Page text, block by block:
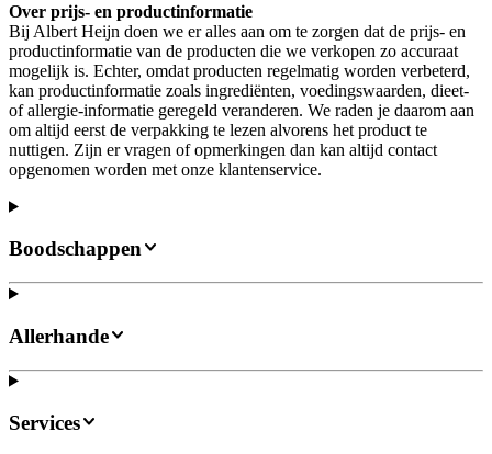
Over prijs- en productinformatie
Bij Albert Heijn doen we er alles aan om te zorgen dat de prijs- en
productinformatie van de producten die we verkopen zo accuraat
mogelijk is. Echter, omdat producten regelmatig worden verbeterd,
kan productinformatie zoals ingrediënten, voedingswaarden, dieet-
of allergie-informatie geregeld veranderen. We raden je daarom aan
om altijd eerst de verpakking te lezen alvorens het product te
nuttigen. Zijn er vragen of opmerkingen dan kan altijd contact
opgenomen worden met onze klantenservice.
Boodschappen
Allerhande
Services